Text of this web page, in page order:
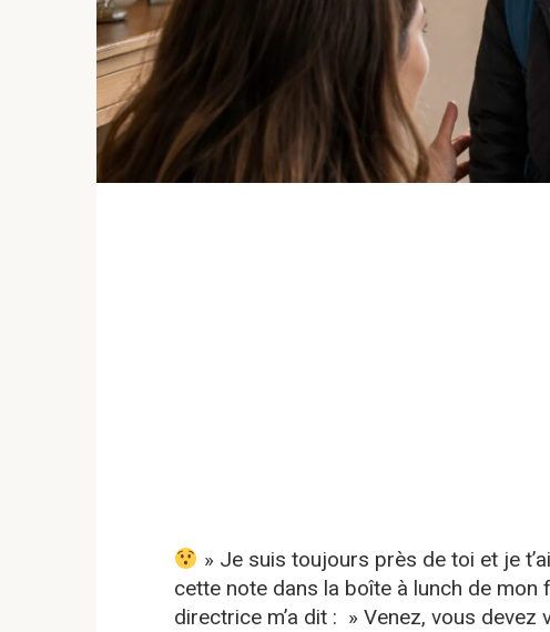
» Je suis toujours près de toi et je
cette note dans la boîte à lunch de mon
directrice m’a dit : » Venez, vous